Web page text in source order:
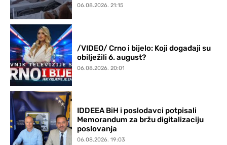
06.08.2026. 21:15
/VIDEO/ Crno i bijelo: Koji događaji su
obilježili 6. august?
06.08.2026. 20:01
IDDEEA BiH i poslodavci potpisali
Memorandum za bržu digitalizaciju
poslovanja
06.08.2026. 19:03